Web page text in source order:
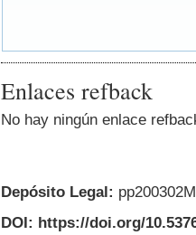
Enlaces refback
No hay ningún enlace
Depósito Legal:
DOI: https://doi.org/